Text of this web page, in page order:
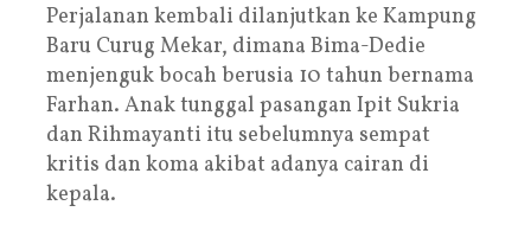
Perjalanan kembali dilanjutkan ke Kampung
Baru Curug Mekar, dimana Bima-Dedie
menjenguk bocah berusia 10 tahun bernama
Farhan. Anak tunggal pasangan Ipit Sukria
dan Rihmayanti itu sebelumnya sempat
kritis dan koma akibat adanya cairan di
kepala.